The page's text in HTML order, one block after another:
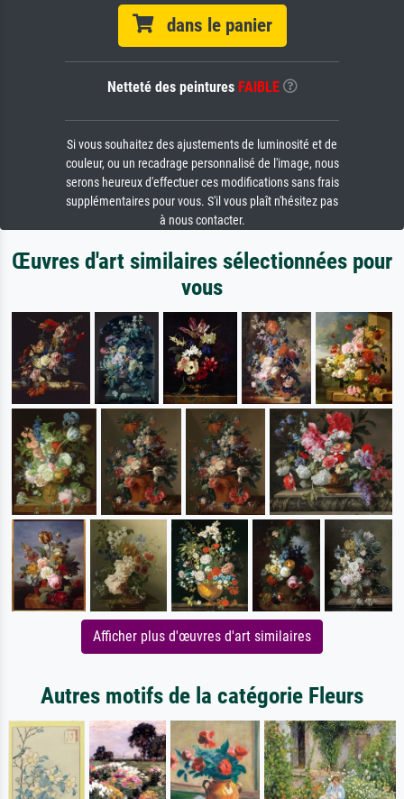
dans le panier
Netteté des peintures FAIBLE
Si vous souhaitez des ajustements de luminosité et de
couleur, ou un recadrage personnalisé de l'image, nous
serons heureux d'effectuer ces modifications sans frais
supplémentaires pour vous. S'il vous plaît n'hésitez pas
à nous contacter.
Œuvres d'art similaires sélectionnées pour
vous
Afficher plus d'œuvres d'art similaires
Autres motifs de la catégorie Fleurs